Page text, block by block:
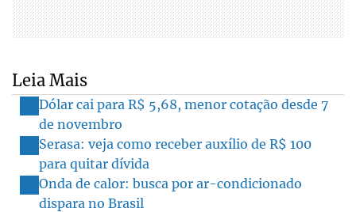
Leia Mais
Dólar cai para R$ 5,68, menor cotação desde 7
de novembro
Serasa: veja como receber auxílio de R$ 100
para quitar dívida
Onda de calor: busca por ar-condicionado
dispara no Brasil